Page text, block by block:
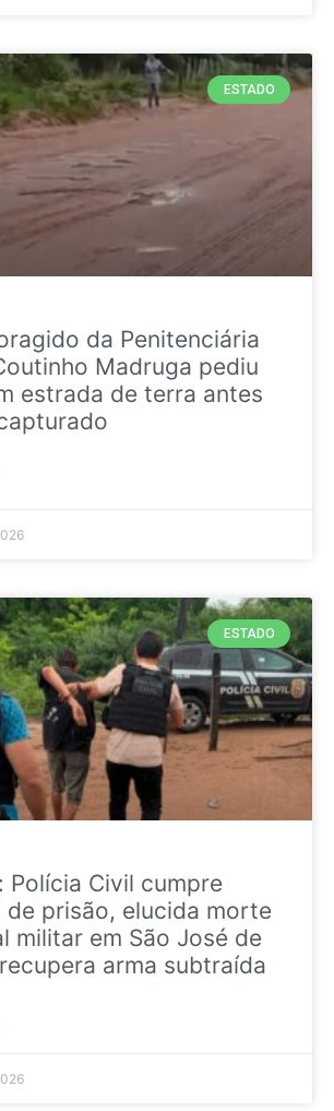
ESTADO
da Penitenciária
Madruga pediu
estrada de terra antes
ESTADO
Polícia Civil cumpre
de prisão, elucida morte
militar em São José de
arma subtraída